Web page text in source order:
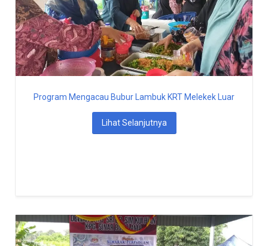
Program Mengacau Bubur Lambuk KRT Melekek Luar
Lihat Selanjutnya